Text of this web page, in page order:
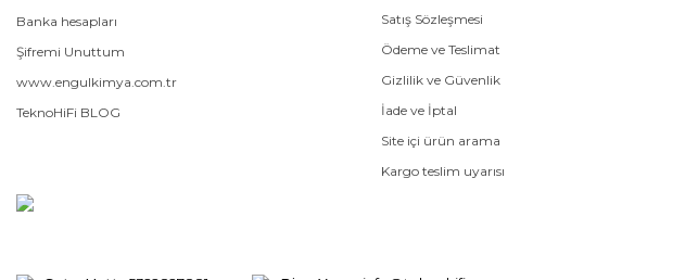
Banka hesapları
Şifremi Unuttum
www.engulkimya.com.tr
TeknoHiFi BLOG
Satış Sözleşmesi
Ödeme ve Teslimat
Gizlilik ve Güvenlik
İade ve İptal
Site içi ürün arama
Kargo teslim uyarısı